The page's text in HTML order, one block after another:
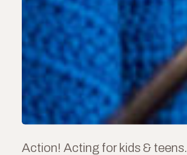
Action! Acting for kids & teens.